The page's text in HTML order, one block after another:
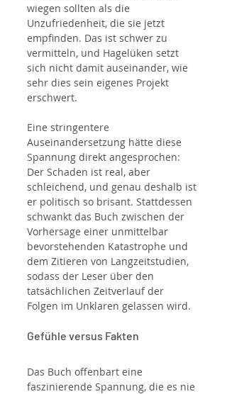
wiegen sollten als die
Unzufriedenheit, die sie jetzt
empfinden. Das ist schwer zu
vermitteln, und Hagelüken setzt
sich nicht damit auseinander, wie
sehr dies sein eigenes Projekt
erschwert.
Eine stringentere
Auseinandersetzung hätte diese
Spannung direkt angesprochen:
Der Schaden ist real, aber
schleichend, und genau deshalb ist
er politisch so brisant. Stattdessen
schwankt das Buch zwischen der
Vorhersage einer unmittelbar
bevorstehenden Katastrophe und
dem Zitieren von Langzeitstudien,
sodass der Leser über den
tatsächlichen Zeitverlauf der
Folgen im Unklaren gelassen wird.
Gefühle versus Fakten
Das Buch offenbart eine
faszinierende Spannung, die es nie